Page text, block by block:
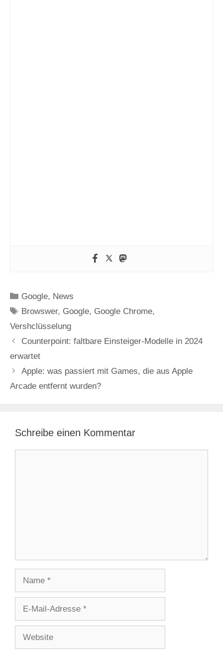
Kategorien
Google, News
Schlagwörter
Browswer, Google, Google Chrome,
Vershclüsselung
Counterpoint: faltbare Einsteiger-Modelle in 2024
erwartet
Apple: was passiert mit Games, die aus Apple
Arcade entfernt wurden?
Schreibe einen Kommentar
Adresse